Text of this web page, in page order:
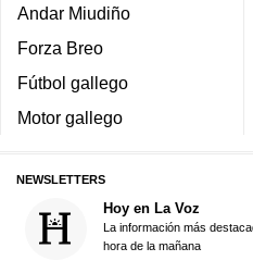
Andar Miudiño
Forza Breo
Fútbol gallego
Motor gallego
NEWSLETTERS
Hoy en La Voz
La información más
hora de la mañana